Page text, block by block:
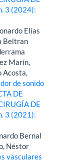
3 (2024):
Elías
Beltran
Marín,
Acosta,
de sonido
DE
DE
3 (2021):
Bernal
Néstor
vasculares